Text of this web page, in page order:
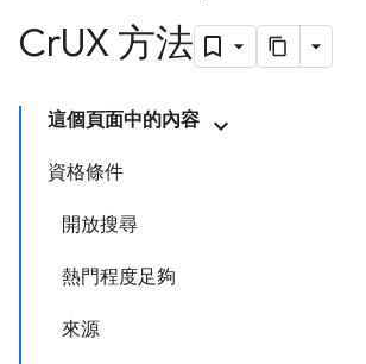
CrUX 方法
這個頁面中的內容
資格條件
開放搜尋
熱門程度足夠
來源